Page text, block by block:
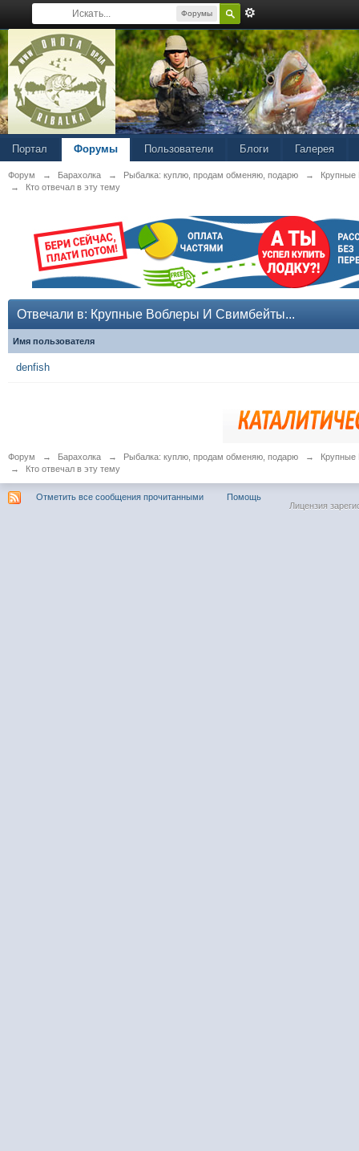
Форумы
Портал Форумы Пользователи Блоги Галерея
Форум → Барахолка → Рыбалка: куплю, продам обменяю, подарю →
Крупные
→
Кто отвечал в эту тему
Отвечали в: Крупные Воблеры И Свимбейты...
Имя пользователя
denfish
Форум → Барахолка → Рыбалка: куплю, продам обменяю, подарю →
Крупные
→
Кто отвечал в эту тему
Отметить все сообщения прочитанными
Помощь
Лицензия